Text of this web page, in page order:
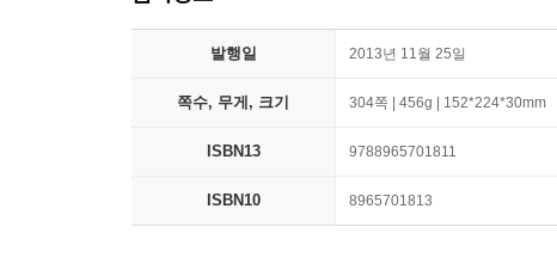
발행일 2013년 11월 25일
쪽수, 무게, 크기 304쪽 | 456g | 152*224*30mm
ISBN13 9788965701811
ISBN10 8965701813